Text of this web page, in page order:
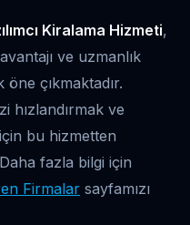
Kiralama Hizmeti,
ve uzmanlık
çıkmaktadır.
hızlandırmak ve
bu hizmetten
fazla bilgi için
Firmalar sayfamızı